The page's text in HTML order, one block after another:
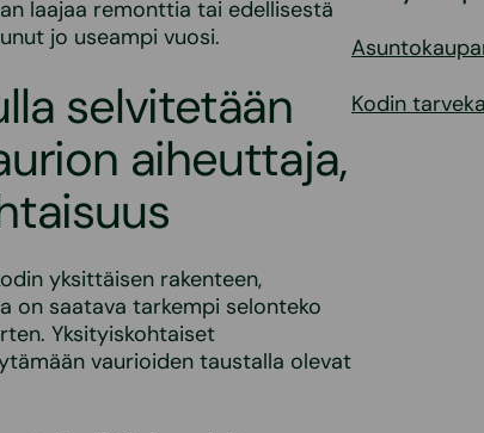
laajaa remonttia tai edellisestä
jo useampi vuosi.
selvitetään
aiheuttaja,
yksittäisen rakenteen,
on saatava tarkempi selonteko
Yksityiskohtaiset
vaurioiden taustalla olevat
Kodin